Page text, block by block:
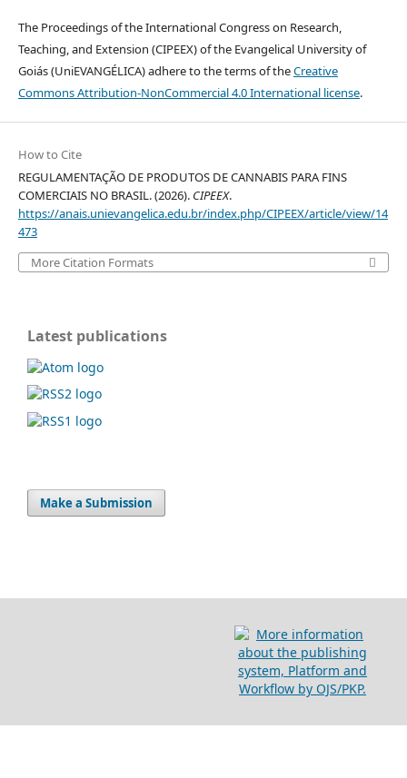
The Proceedings of the International Congress on Research,
Teaching, and Extension (CIPEEX) of the Evangelical University of
Goiás (UniEVANGÉLICA) adhere to the terms of theCreative
Commons Attribution-NonCommercial 4.0 International license.
How to Cite
REGULAMENTAÇÃO DE PRODUTOS DE CANNABIS PARA FINS
COMERCIAIS NO BRASIL. (2026). CIPEEX.
https://anais.unievangelica.edu.br/index.php/CIPEEX/article/view/14
473
More Citation Formats
Latest publications
Make a Submission